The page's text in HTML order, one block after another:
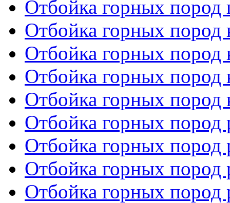
Отбойка горных
Отбойка горных пород
Отбойка горных пород
Отбойка горных пород
Отбойка горных пород
Отбойка горных пород
Отбойка горных пород
Отбойка горных пород
Отбойка горных пород